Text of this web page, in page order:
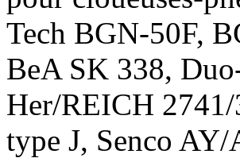
Tech BGN-50F,
BeA SK 338,
Her/REICH 2741/
type J, Senco